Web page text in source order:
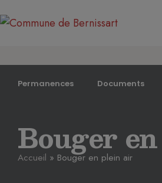
Permanences Documents
Bouger
Accueil » Bouger en plein air